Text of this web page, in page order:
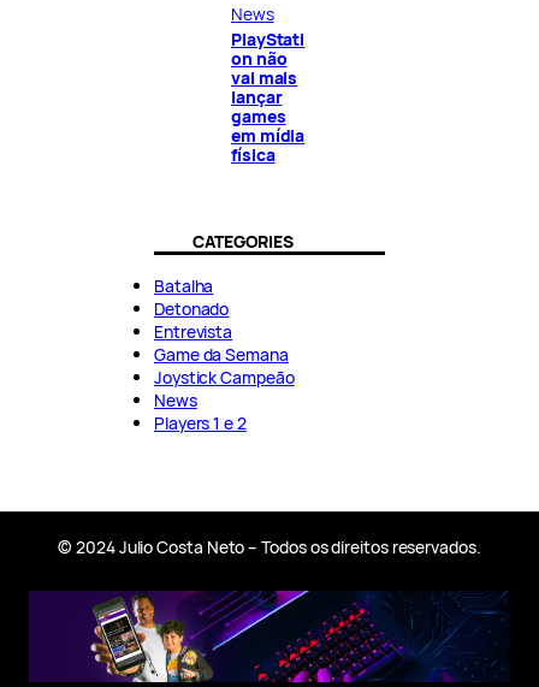
News
PlayStati
on não
vai mais
lançar
games
em mídia
física
CATEGORIES
Batalha
Detonado
Entrevista
Game da Semana
Joystick Campeão
News
Players 1 e 2
© 2024 Julio Costa Neto – Todos os direitos reservados.